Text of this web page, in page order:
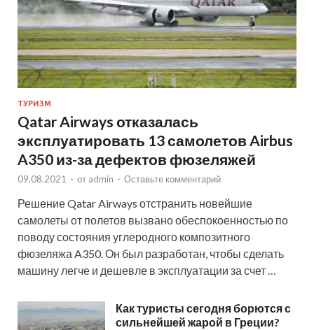
ТУРИЗМ
Qatar Airways отказалась
эксплуатировать 13 самолетов Airbus
A350 из-за дефектов фюзеляжей
09.08.2021 - от admin - Оставьте комментарий
Решение Qatar Airways отстранить новейшие
самолеты от полетов вызвано обеспокоенностью по
поводу состояния углеродного композитного
фюзеляжа A350. Он был разработан, чтобы сделать
машину легче и дешевле в эксплуатации за счет …
Как туристы сегодня борются с
сильнейшей жарой в Греции?